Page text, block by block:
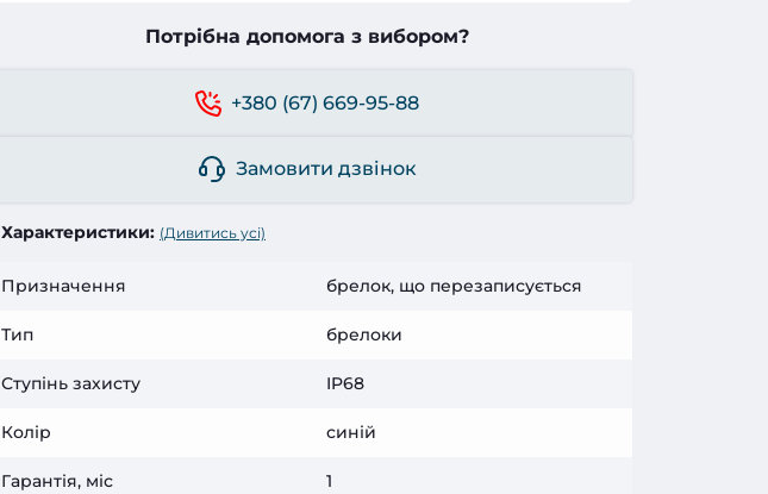
Потрібна допомога з вибором?
+380 (67) 669-95-88
Замовити дзвінок
Характеристики: (Дивитись усі)
Призначення брелок, що перезаписується
Тип брелоки
Ступінь захисту IP68
Колір синій
Гарантія, міс 1